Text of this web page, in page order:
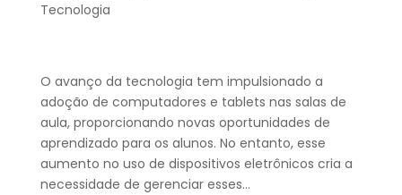
Tecnologia
O avanço da tecnologia tem impulsionado a
adoção de computadores e tablets nas salas de
aula, proporcionando novas oportunidades de
aprendizado para os alunos. No entanto, esse
aumento no uso de dispositivos eletrônicos cria a
necessidade de gerenciar esses...